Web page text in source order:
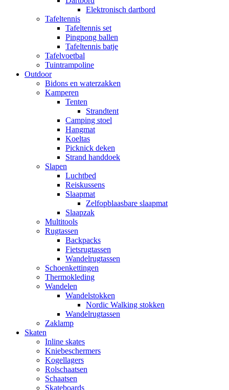
Elektronisch dartbord
Tafeltennis
Tafeltennis set
Pingpong ballen
Tafeltennis batje
Tafelvoetbal
Tuintrampoline
Outdoor
Bidons en waterzakken
Kamperen
Tenten
Strandtent
Camping stoel
Hangmat
Koeltas
Picknick deken
Strand handdoek
Slapen
Luchtbed
Reiskussens
Slaapmat
Zelfopblaasbare slaapmat
Slaapzak
Multitools
Rugtassen
Backpacks
Fietsrugtassen
Wandelrugtassen
Schoenkettingen
Thermokleding
Wandelen
Wandelstokken
Nordic Walking stokken
Wandelrugtassen
Zaklamp
Skaten
Inline skates
Kniebeschermers
Kogellagers
Rolschaatsen
Schaatsen
Skateboards